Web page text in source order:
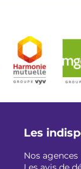
Image
Les
Nos agences